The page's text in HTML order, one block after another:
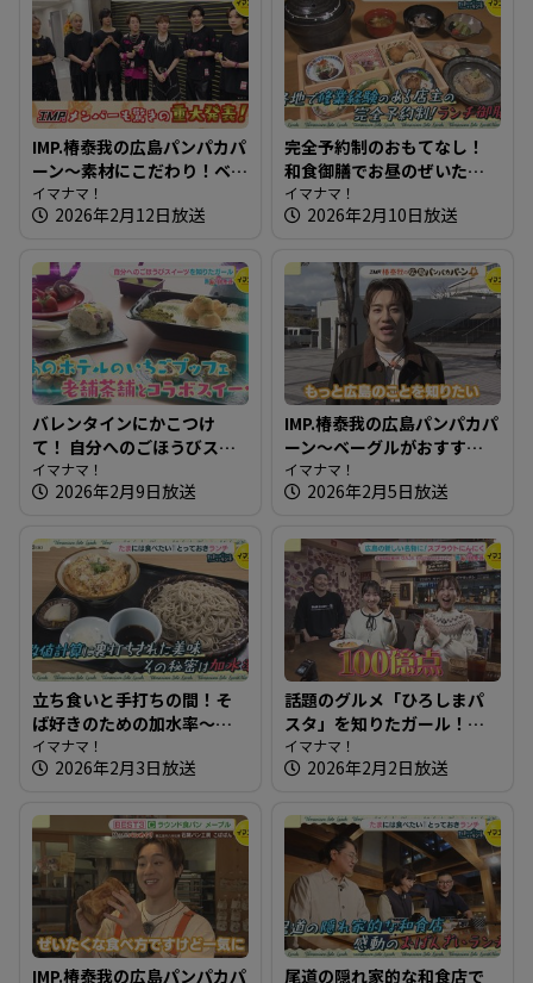
IMP.椿泰我の広島パンパカパ
ーン～素材にこだわり！ベ
ーグル・総菜パンのお店＆
IMP.広島ライブへ突撃！椿く
イマナマ！
2026年2月12日放送
完全予約制のおもてなし！
和食御膳でお昼のぜいたく
～和ごころ 成【たまにはそ
とランチ】
イマナマ！
2026年2月10日放送
バレンタインにかこつけ
て！ 自分へのごほうびスイ
ーツを知りたガール【街ネ
タ！知りたガール】
イマナマ！
2026年2月9日放送
IMP.椿泰我の広島パンパカパ
ーン～ベーグルがおすす
め！生ドーナツも絶品のパ
ン屋さん
イマナマ！
2026年2月5日放送
立ち食いと手打ちの間！そ
ば好きのための加水率～江
戸そば 孫吉【たまにはそと
ランチ】
イマナマ！
2026年2月3日放送
話題のグルメ「ひろしまパ
スタ」を知りたガール！
【街ネタ！知りたガール】
イマナマ！
2026年2月2日放送
IMP.椿泰我の広島パンパカパ
尾道の隠れ家的な和食店で